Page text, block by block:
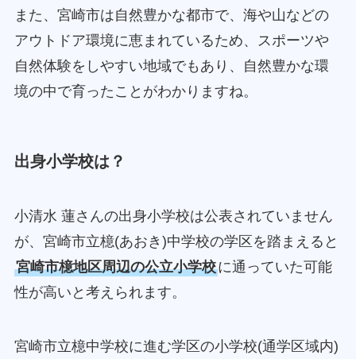
また、宮崎市は自然豊かな都市で、海や山などの
アウトドア環境に恵まれているため、スポーツや
自然体験をしやすい地域でもあり、自然豊かな環
境の中で育ったことがわかりますね。
出身小学校は？
小清水 蓮さんの出身小学校は公表されていません
が、宮崎市立檍(あおき)中学校の学区を踏まえると
宮崎市檍地区周辺の公立小学校に通っていた可能
性が高いと考えられます。
宮崎市立檍中学校に進む学区の小学校(通学区域内)